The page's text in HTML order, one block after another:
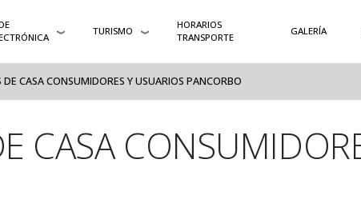
TURISMO
HORARIOS
TRANSPORTE
GALERÍA
CASA CONSUMIDORES Y USUARIOS PANCORBO
CASA